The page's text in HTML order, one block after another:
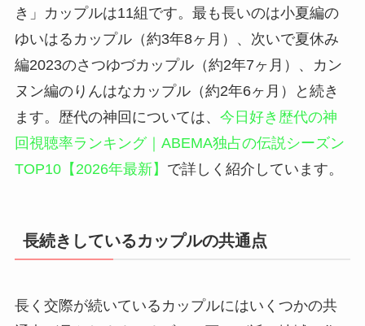
き」カップルは11組です。最も長いのは小夏編の
ゆいはるカップル（約3年8ヶ月）、次いで夏休み
編2023のさつゆづカップル（約2年7ヶ月）、カン
ヌン編のりんはなカップル（約2年6ヶ月）と続き
ます。歴代の神回については、 今日好き歴代の神
回視聴率ランキング｜ABEMA独占の伝説シーズン
TOP10【2026年最新】 で詳しく紹介しています。
長続きしているカップルの共通点
長く交際が続いているカップルにはいくつかの共